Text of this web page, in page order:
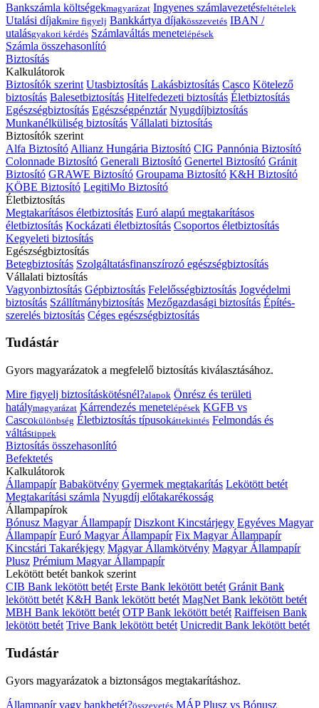
Bankszámla költségekmagyarázat Ingyenes számlavezetésfeltételek
Utalási díjakmire figyelj Bankkártya díjakösszevetés IBAN /
utalásgyakori kérdés Számlaváltás menetelépések
Számla összehasonlító
Biztosítás
Kalkulátorok
Biztosítók szerint Utasbiztosítás Lakásbiztosítás Casco Kötelező
biztosítás Balesetbiztosítás Hitelfedezeti biztosítás Életbiztosítás
Egészségbiztosítás Egészségpénztár Nyugdíjbiztosítás
Munkanélküliség biztosítás Vállalati biztosítás
Biztosítók szerint
Alfa Biztosító Allianz Hungária Biztosító CIG Pannónia Biztosító
Colonnade Biztosító Generali Biztosító Genertel Biztosító Gránit
Biztosító GRAWE Biztosító Groupama Biztosító K&H Biztosító
KÖBE Biztosító LegitiMo Biztosító
Életbiztosítás
Megtakarításos életbiztosítás Euró alapú megtakarításos
életbiztosítás Kockázati életbiztosítás Csoportos életbiztosítás
Kegyeleti biztosítás
Egészségbiztosítás
Betegbiztosítás Szolgáltatásfinanszírozó egészségbiztosítás
Vállalati biztosítás
Vagyonbiztosítás Gépbiztosítás Felelősségbiztosítás Jogvédelmi
biztosítás Szállítmánybiztosítás Mezőgazdasági biztosítás Építés-
szerelés biztosítás Céges egészségbiztosítás
Tudástár
Gyors magyarázatok a megfelelő biztosítás kiválasztásához.
Mire figyelj biztosításkötésnél?alapok Önrész és területi
hatálymagyarázat Kárrendezés menetelépések KGFB vs
Cascokülönbség Életbiztosítás típusokáttekintés Felmondás és
váltástippek
Biztosítás összehasonlító
Befektetés
Kalkulátorok
Állampapír Babakötvény Gyermek megtakarítás Lekötött betét
Megtakarítási számla Nyugdíj előtakarékosság
Állampapírok
Bónusz Magyar Állampapír Diszkont Kincstárjegy Egyéves Magyar
Állampapír Euró Magyar Állampapír Fix Magyar Állampapír
Kincstári Takarékjegy Magyar Államkötvény Magyar Állampapír
Plusz Prémium Magyar Állampapír
Lekötött betét bankok szerint
CIB Bank lekötött betét Erste Bank lekötött betét Gránit Bank
lekötött betét K&H Bank lekötött betét MagNet Bank lekötött betét
MBH Bank lekötött betét OTP Bank lekötött betét Raiffeisen Bank
lekötött betét Trive Bank lekötött betét Unicredit Bank lekötött betét
Tudástár
Gyors magyarázatok a biztonságos megtakarításhoz.
Állampapír vagy bankbetét?összevetés MÁP Plusz vs Bónusz